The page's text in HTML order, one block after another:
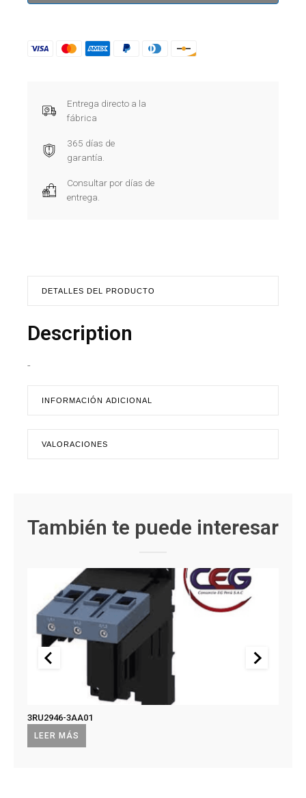
Entrega directo a la
fábrica
365 días de
garantía.
Consultar por días de
entrega.
DETALLES DEL PRODUCTO
Description
-
INFORMACIÓN ADICIONAL
VALORACIONES
También te puede interesar
LEER MÁS
3RU2946-3AA01